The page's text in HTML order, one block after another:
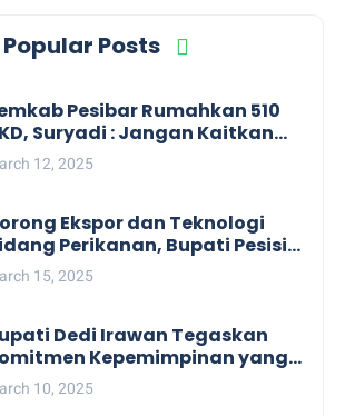
Popular Posts
Pesibar Rumahkan 510
Suryadi : Jangan Kaitkan
Kepentingan Politik
12, 2025
Ekspor dan Teknologi
Perikanan, Bupati Pesisir
Audiensi Terkait Sister City
15, 2025
Dedi Irawan Tegaskan
Kepemimpinan yang
kepada Masyarakat
Rapat Koordinasi OPD
10, 2025